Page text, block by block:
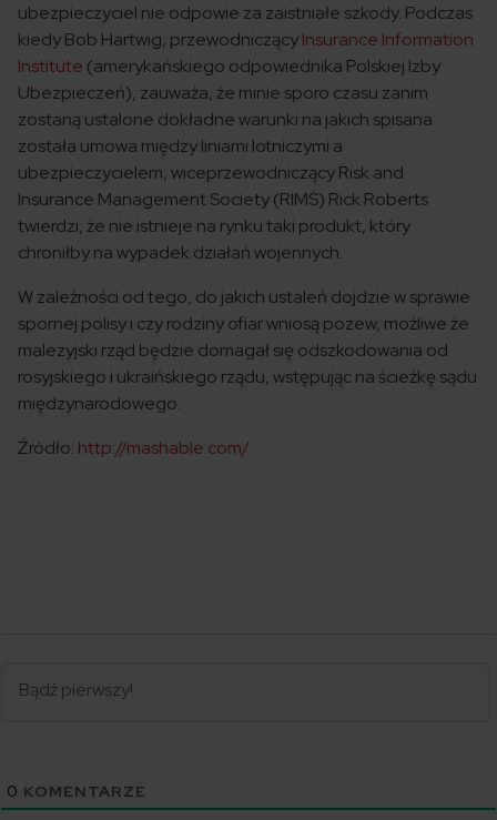
ubezpieczyciel nie odpowie za zaistniałe szkody. Podczas
kiedy Bob Hartwig, przewodniczącyInsurance Information
Institute (amerykańskiego odpowiednika Polskiej Izby
Ubezpieczeń), zauważa, że minie sporo czasu zanim
zostaną ustalone dokładne warunki na jakich spisana
została umowa między liniami lotniczymi a
ubezpieczycielem, wiceprzewodniczący Risk and
Insurance Management Society (RIMS) Rick Roberts
twierdzi, że nie istnieje na rynku taki produkt, który
chroniłby na wypadek działań wojennych.
W zależności od tego, do jakich ustaleń dojdzie w sprawie
spornej polisy i czy rodziny ofiar wniosą pozew, możliwe że
malezyjski rząd będzie domagał się odszkodowania od
rosyjskiego i ukraińskiego rządu, wstępując na ścieżkę sądu
międzynarodowego.
Źródło: http://mashable.com/
0 KOMENTARZE